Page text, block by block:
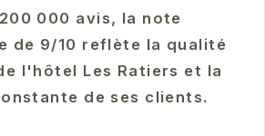
000 avis, la note
de 9/10 reflète la qualité
l'hôtel Les Ratiers et la
de ses clients.